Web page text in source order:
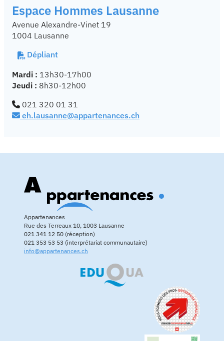
Espace Hommes Lausanne
Avenue Alexandre-Vinet 19
1004 Lausanne
Dépliant
Mardi : 13h30-17h00
Jeudi : 8h30-12h00
021 320 01 31
eh.lausanne@appartenances.ch
Appartenances
Rue des Terreaux 10, 1003 Lausanne
021 341 12 50 (réception)
021 353 53 53 (interprétariat communautaire)
info@appartenances.ch